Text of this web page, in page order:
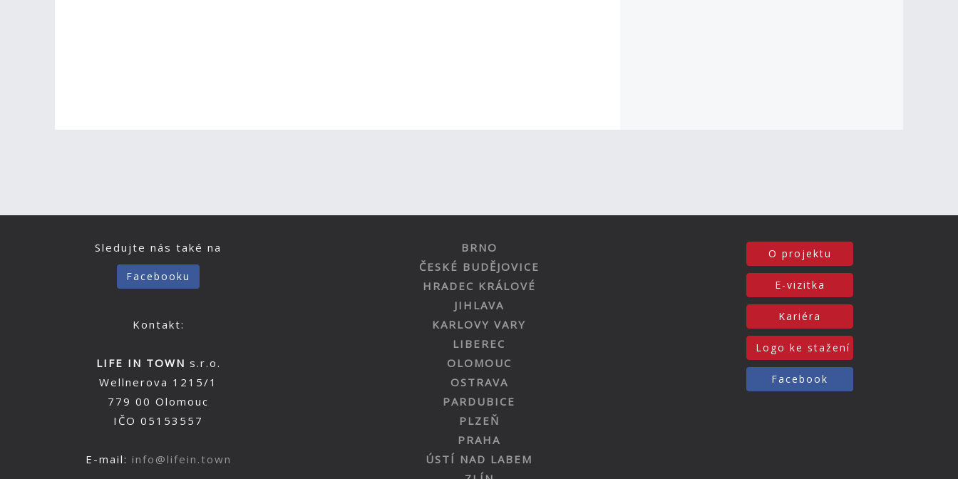
Sledujte nás také na
Facebooku
Kontakt:
LIFE IN TOWN s.r.o.
Wellnerova 1215/1
779 00 Olomouc
IČO 05153557
E-mail: info@lifein.town
BRNO
ČESKÉ BUDĚJOVICE
HRADEC KRÁLOVÉ
JIHLAVA
KARLOVY VARY
LIBEREC
OLOMOUC
OSTRAVA
PARDUBICE
PLZEŇ
PRAHA
ÚSTÍ NAD LABEM
O projektu
E-vizitka
Kariéra
Logo ke stažení
Facebook